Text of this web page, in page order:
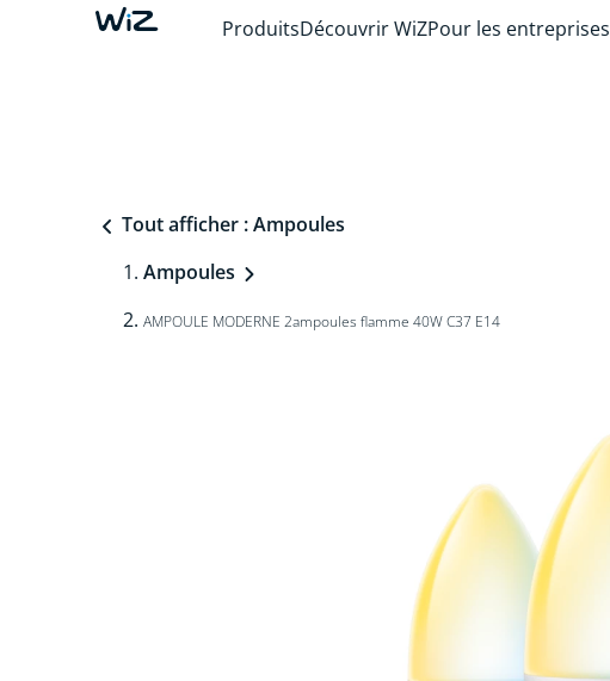
ProduitsDécouvrir WiZPour les entreprises
Tout afficher : Ampoules
Ampoules
AMPOULE MODERNE 2ampoules flamme 40W C37 E14